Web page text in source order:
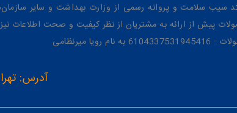
سیب سلامت و پروانه رسمی از وزارت بهداشت و سایر
پیش از ارائه به مشتریان از نظر کیفیت و صحت اطلاعات
میرنظامی
آدرس: